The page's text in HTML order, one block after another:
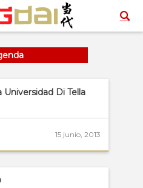
Universidad Di Tella
15 junio, 2013